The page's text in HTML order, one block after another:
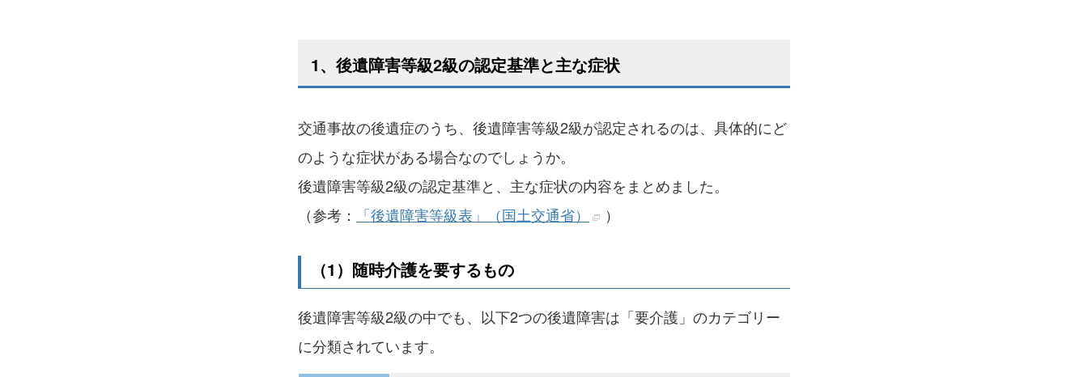
1、後遺障害等級2級の認定基準と主な症状
交通事故の後遺症のうち、後遺障害等級2級が認定されるのは、具体的にど
のような症状がある場合なのでしょうか。
後遺障害等級2級の認定基準と、主な症状の内容をまとめました。
（参考：
「後遺障害等級表」（国土交通省） ）
（1）随時介護を要するもの
後遺障害等級2級の中でも、以下2つの後遺障害は「要介護」のカテゴリー
に分類されています。